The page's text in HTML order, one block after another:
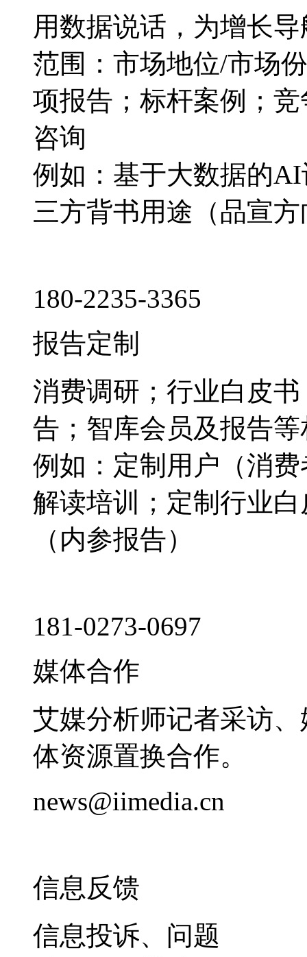
用数据说话，为增长导
范围：市场地位/市场
项报告；标杆案例；
咨询
例如：基于大数据的
三方背书用途（品宣
180-2235-3365
报告定制
消费调研；行业白皮
告；智库会员及报告
例如：定制用户（消
解读培训；定制行业
（内参报告）
181-0273-0697
媒体合作
艾媒分析师记者采访
体资源置换合作。
news@iimedia.cn
信息反馈
信息投诉、问题